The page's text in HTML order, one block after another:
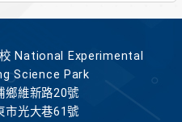
National Experimental
Science Park
鄉維新路20號
市光大巷61號